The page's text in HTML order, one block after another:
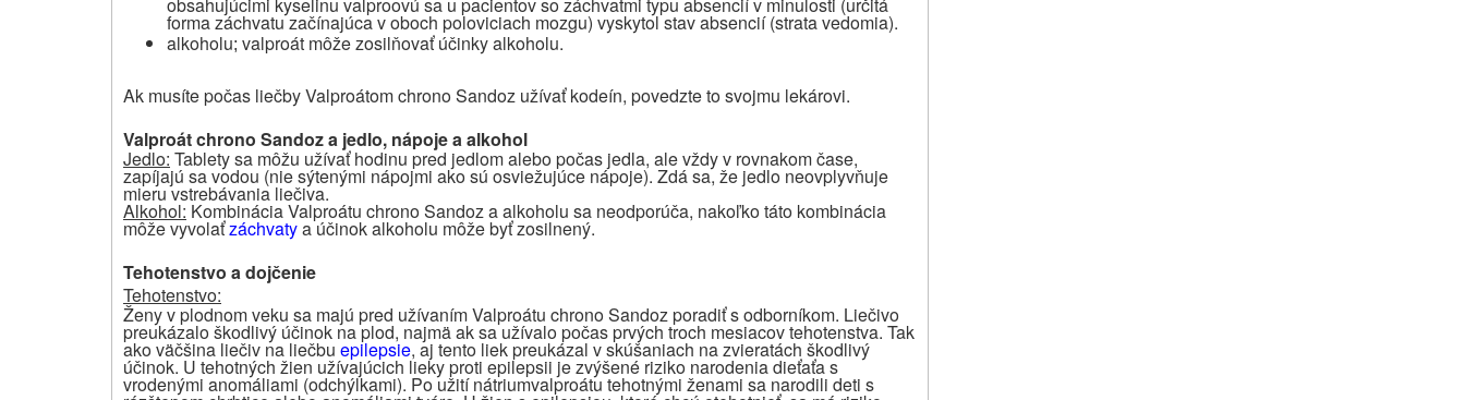
forma záchvatu začínajúca v oboch poloviciach mozgu) vyskytol stav absencií (strata vedomia).
alkoholu; valproát môže zosilňovať účinky alkoholu.
Ak musíte počas liečby Valproátom chrono Sandoz užívať kodeín, povedzte to svojmu lekárovi.
Valproát chrono Sandoz a jedlo, nápoje a alkohol
Jedlo: Tablety sa môžu užívať hodinu pred jedlom alebo počas jedla, ale vždy v rovnakom čase,
zapíjajú sa vodou (nie sýtenými nápojmi ako sú osviežujúce nápoje). Zdá sa, že jedlo neovplyvňuje
mieru vstrebávania liečiva.
Alkohol: Kombinácia Valproátu chrono Sandoz a alkoholu sa neodporúča, nakoľko táto kombinácia
môže vyvolaťzáchvatya účinok alkoholu môže byť zosilnený.
Tehotenstvo a dojčenie
Tehotenstvo:
Ženy v plodnom veku sa majú pred užívaním Valproátu chrono Sandoz poradiť s odborníkom. Liečivo
preukázalo škodlivý účinok na plod, najmä ak sa užívalo počas prvých troch mesiacov tehotenstva. Tak
ako väčšina liečiv na liečbu epilepsie, aj tento liek preukázal v skúšaniach na zvieratách škodlivý
účinok. U tehotných žien užívajúcich lieky proti epilepsii je zvýšené riziko narodenia dieťaťa s
vrodenými anomáliami (odchýlkami). Po užití nátriumvalproátu tehotnými ženami sa narodili deti s